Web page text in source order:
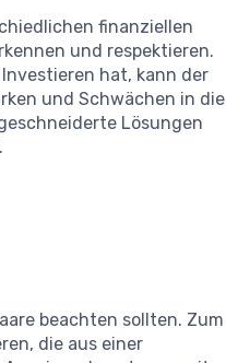
finanziellen
und respektieren.
hat, kann der
und Schwächen in die
Lösungen
beachten sollten. Zum
die aus einer